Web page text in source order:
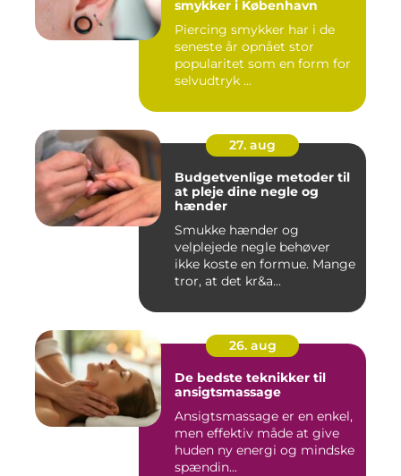
smykker i København
Piercing smykker har i de
seneste år opnået stor
popularitet som en form for
selvudtryk ...
27. aug
Budgetvenlige metoder til
at pleje dine negle og
hænder
Smukke hænder og
velplejede negle behøver
ikke koste en formue. Mange
tror, at det kr&a...
26. aug
De bedste teknikker til
ansigtsmassage
Ansigtsmassage er en enkel,
men effektiv måde at give
huden ny energi og mindske
spændin...